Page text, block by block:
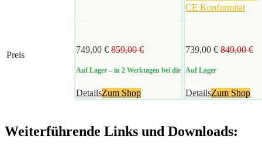
CE Konformität
Preis
749,00 € 859,00 €
Auf Lager – in 2 Werktagen bei dir
739,00 € 849,00 €
Auf Lager
DetailsZum Shop DetailsZum Shop
Weiterführende Links und Downloads: